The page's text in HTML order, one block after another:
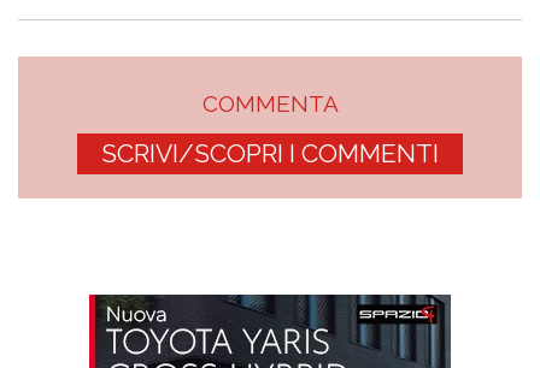
COMMENTA
SCRIVI/SCOPRI I COMMENTI